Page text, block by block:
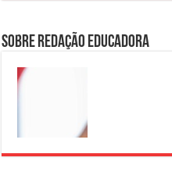
Sobre Redação Educadora